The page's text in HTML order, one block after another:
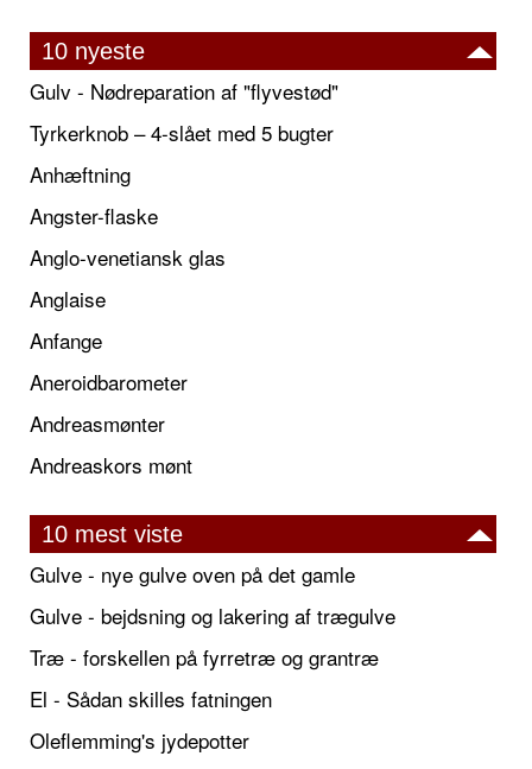
10 nyeste
Gulv - Nødreparation af "flyvestød"
Tyrkerknob – 4-slået med 5 bugter
Anhæftning
Angster-flaske
Anglo-venetiansk glas
Anglaise
Anfange
Aneroidbarometer
Andreasmønter
Andreaskors mønt
10 mest viste
Gulve - nye gulve oven på det gamle
Gulve - bejdsning og lakering af trægulve
Træ - forskellen på fyrretræ og grantræ
El - Sådan skilles fatningen
Oleflemming's jydepotter